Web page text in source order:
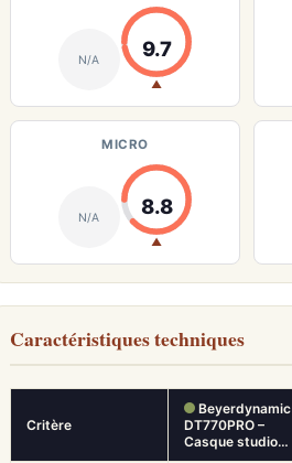
N/A 9.7
▲
MICRO
N/A 8.8
▲
Caractéristiques techniques
Critère
Beyerdynamic
DT770PRO –
Casque studio…